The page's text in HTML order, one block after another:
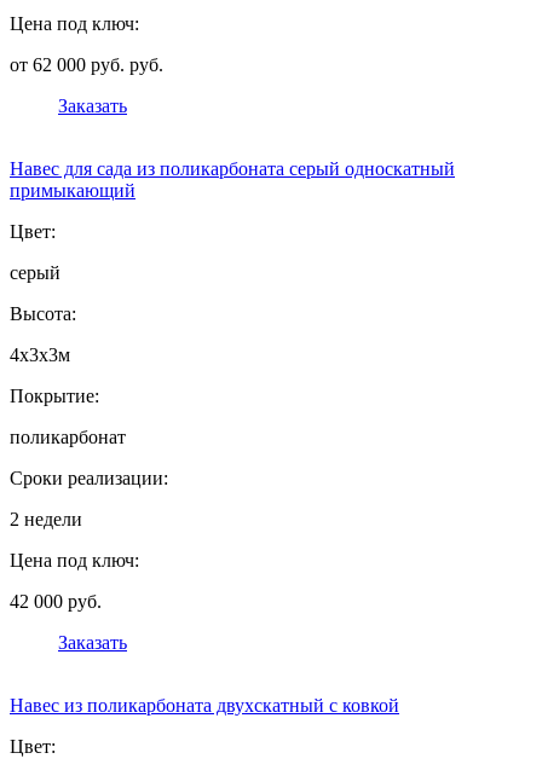
Цена под ключ:
от 62 000 руб. руб.
Заказать
Навес для сада из поликарбоната серый односкатный
примыкающий
Цвет:
серый
Высота:
4х3х3м
Покрытие:
поликарбонат
Сроки реализации:
2 недели
Цена под ключ:
42 000 руб.
Заказать
Навес из поликарбоната двухскатный с ковкой
Цвет: